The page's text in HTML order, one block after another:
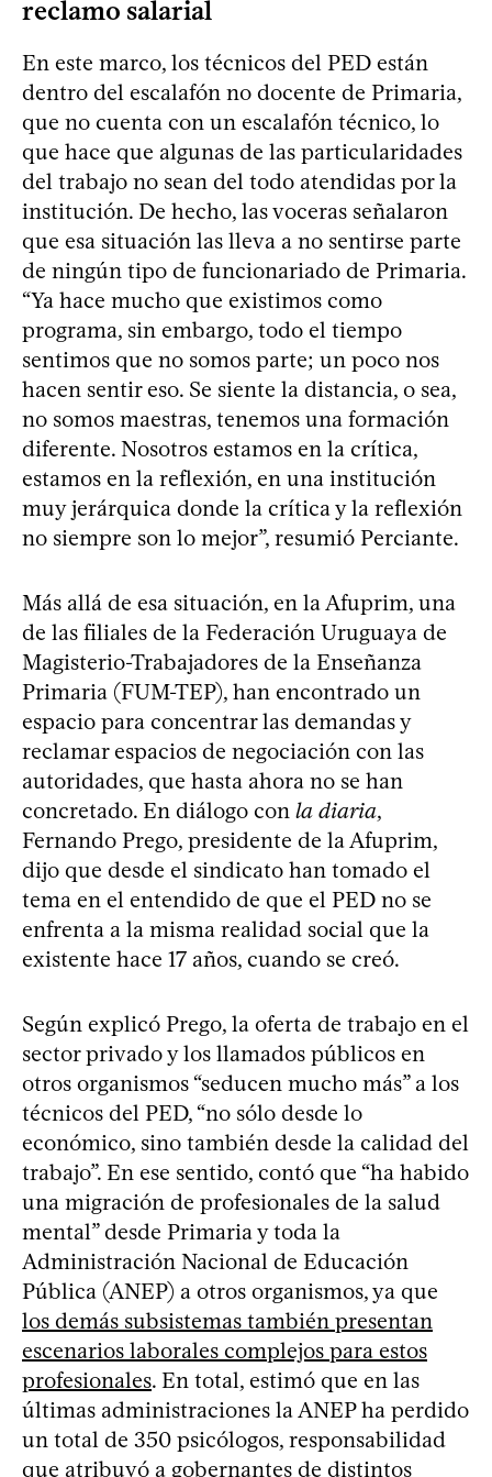
reclamo salarial
En este marco, los técnicos del PED están
dentro del escalafón no docente de Primaria,
que no cuenta con un escalafón técnico, lo
que hace que algunas de las particularidades
del trabajo no sean del todo atendidas por la
institución. De hecho, las voceras señalaron
que esa situación las lleva a no sentirse parte
de ningún tipo de funcionariado de Primaria.
“Ya hace mucho que existimos como
programa, sin embargo, todo el tiempo
sentimos que no somos parte; un poco nos
hacen sentir eso. Se siente la distancia, o sea,
no somos maestras, tenemos una formación
diferente. Nosotros estamos en la crítica,
estamos en la reflexión, en una institución
muy jerárquica donde la crítica y la reflexión
no siempre son lo mejor”, resumió Perciante.
Más allá de esa situación, en la Afuprim, una
de las filiales de la Federación Uruguaya de
Magisterio-Trabajadores de la Enseñanza
Primaria (FUM-TEP), han encontrado un
espacio para concentrar las demandas y
reclamar espacios de negociación con las
autoridades, que hasta ahora no se han
concretado. En diálogo con la diaria,
Fernando Prego, presidente de la Afuprim,
dijo que desde el sindicato han tomado el
tema en el entendido de que el PED no se
enfrenta a la misma realidad social que la
existente hace 17 años, cuando se creó.
Según explicó Prego, la oferta de trabajo en el
sector privado y los llamados públicos en
otros organismos “seducen mucho más” a los
técnicos del PED, “no sólo desde lo
económico, sino también desde la calidad del
trabajo”. En ese sentido, contó que “ha habido
una migración de profesionales de la salud
mental” desde Primaria y toda la
Administración Nacional de Educación
Pública (ANEP) a otros organismos, ya que
los demás subsistemas también presentan
escenarios laborales complejos para estos
profesionales. En total, estimó que en las
últimas administraciones la ANEP ha perdido
un total de 350 psicólogos, responsabilidad
que atribuyó a gobernantes de distintos